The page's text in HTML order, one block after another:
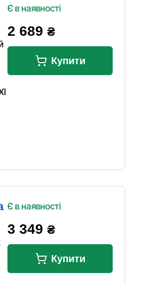
Є в наявності
2 689 ₴
Купити
Є в наявності
3 349 ₴
Купити